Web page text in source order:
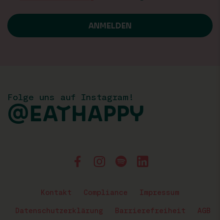
Folge uns auf Instagram!
@EATHAPPY
Kontakt Compliance Impressum
Datenschutzerklärung Barrierefreiheit AGB